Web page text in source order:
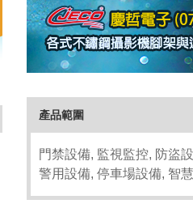
產品範圍
門禁設備, 監視監控, 防盜
警用設備, 停車場設備, 智